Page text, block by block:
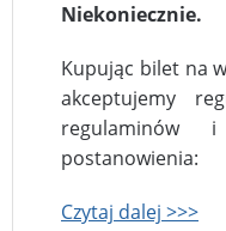
Niekoniecznie.
Kupując bilet na
akceptujemy
regulaminów
postanowienia:
Czytaj dalej >>>